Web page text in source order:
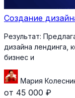
Создание
Результат:
дизайна лендинга,
бизнес и
Мария
от 45 000 ₽